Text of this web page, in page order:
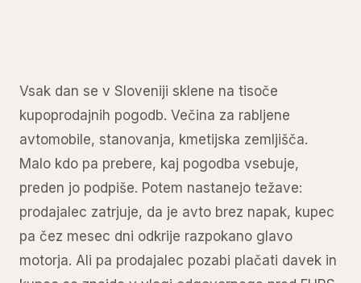
Vsak dan se v Sloveniji sklene na tisoče
kupoprodajnih pogodb. Večina za rabljene
avtomobile, stanovanja, kmetijska zemljišča.
Malo kdo pa prebere, kaj pogodba vsebuje,
preden jo podpiše. Potem nastanejo težave:
prodajalec zatrjuje, da je avto brez napak, kupec
pa čez mesec dni odkrije razpokano glavo
motorja. Ali pa prodajalec pozabi plačati davek in